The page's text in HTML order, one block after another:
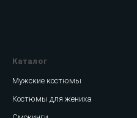
Каталог
Мужские костюмы
Костюмы для жениха